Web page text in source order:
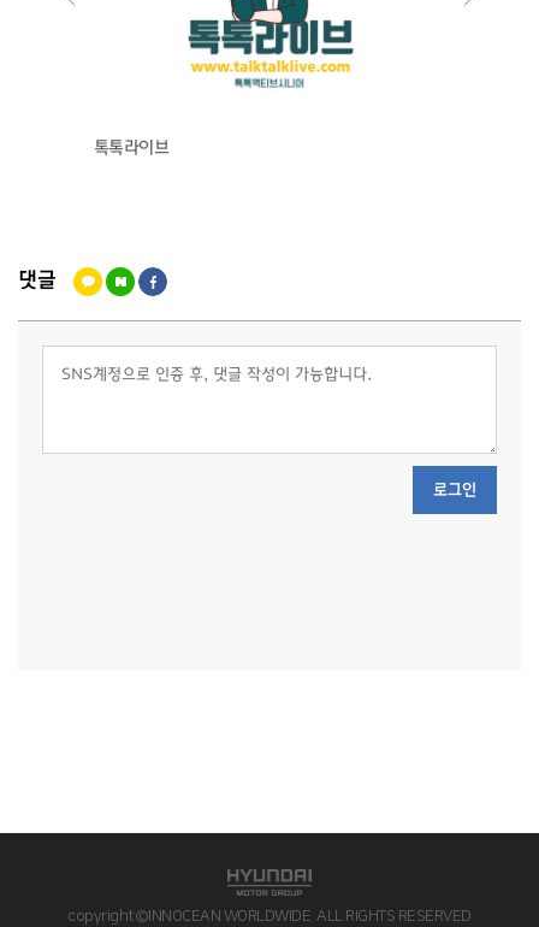
톡톡라이브
댓글
로그인
copyright©INNOCEAN WORLDWIDE. ALL RIGHTS RESERVED